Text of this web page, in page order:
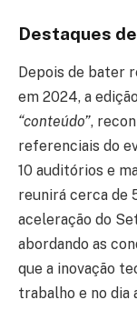
Destaques
Depois de bater
em 2024, a
“conteúdo”,
referenciais do
10 auditórios e
reunirá cerca de
aceleração do
abordando as
que a inovação
trabalho e no dia